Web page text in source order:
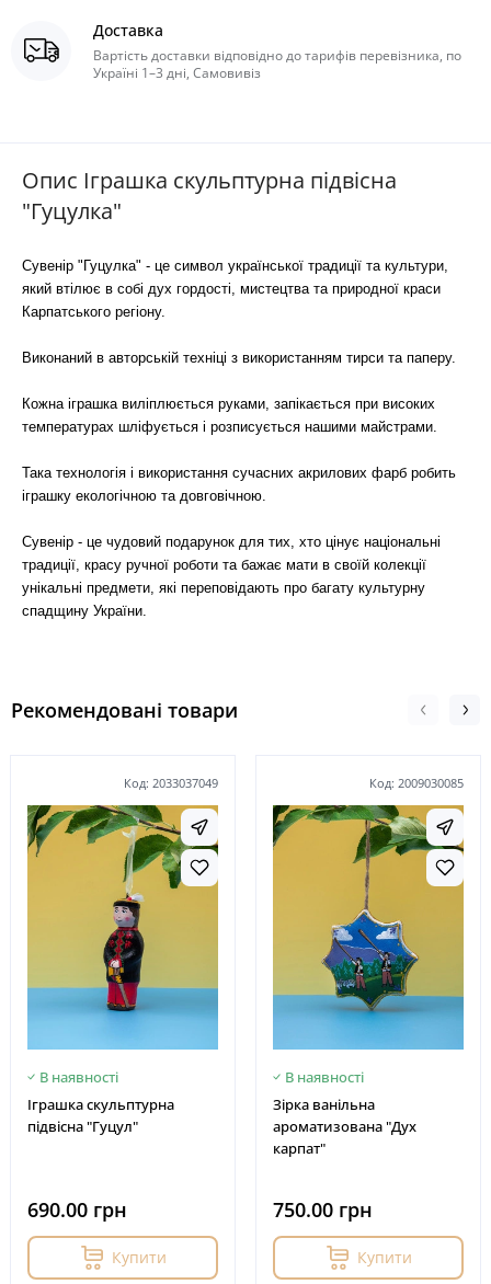
Доставка
Вартість доставки відповідно до тарифів перевізника, по
Україні 1–3 дні, Самовивіз
Опис Іграшка скульптурна підвісна
"Гуцулка"
Сувенір "Гуцулка" - це символ української традиції та культури,
який втілює в собі дух гордості, мистецтва та природної краси
Карпатського регіону.
Виконаний в авторській техніці з використанням тирси та паперу.
Кожна іграшка виліплюється руками, запікається при високих
температурах шліфується і розписується нашими майстрами.
Така технологія і використання сучасних акрилових фарб робить
іграшку екологічною та довговічною.
Сувенір - це чудовий подарунок для тих, хто цінує національні
традиції, красу ручної роботи та бажає мати в своїй колекції
унікальні предмети, які переповідають про багату культурну
спадщину України.
Рекомендовані товари
Код: 2033037049
В наявності
Іграшка скульптурна
підвісна "Гуцул"
690.00 грн
Купити
Код: 2009030085
В наявності
Зірка ванільна
ароматизована "Дух
карпат"
750.00 грн
Купити